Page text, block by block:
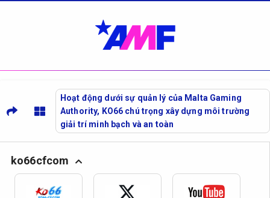
Hoạt động dưới sự quản lý của Malta Gaming
Authority, KO66 chú trọng xây dựng môi trường
giải trí minh bạch và an toàn
ko66cfcom